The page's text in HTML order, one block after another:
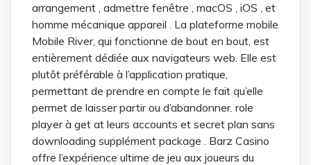
arrangement , admettre fenêtre , macOS , iOS , et
homme mécanique appareil . La plateforme mobile
Mobile River, qui fonctionne de bout en bout, est
entièrement dédiée aux navigateurs web. Elle est
plutôt préférable à l’application pratique,
permettant de prendre en compte le fait qu’elle
permet de laisser partir ou d’abandonner. role
player à get at leurs accounts et secret plan sans
downloading supplément package . Barz Casino
offre l’expérience ultime de jeu aux joueurs du